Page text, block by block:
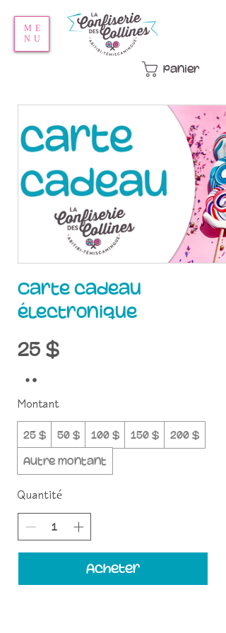
ME
NU
Panier
Carte cadeau
électronique
25 $
Montant
25 $ 50 $ 100 $ 150 $ 200 $
Autre montant
Quantité
Acheter